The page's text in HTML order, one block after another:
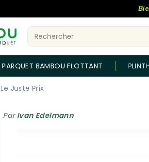
PARQUET BAMBOU FLOTTANT
Le Juste Prix
Par Ivan Edelmann